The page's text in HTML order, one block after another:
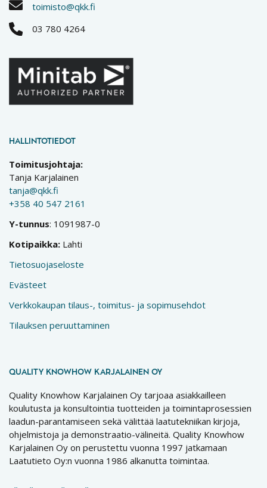
toimisto@qkk.fi
03 780 4264
HALLINTOTIEDOT
Toimitusjohtaja:
Tanja Karjalainen
tanja@qkk.fi
+358 40 547 2161
Y-tunnus: 1091987-0
Kotipaikka: Lahti
Tietosuojaseloste
Evästeet
Verkkokaupan tilaus-, toimitus- ja sopimusehdot
Tilauksen peruuttaminen
QUALITY KNOWHOW KARJALAINEN OY
Quality Knowhow Karjalainen Oy tarjoaa asiakkailleen
koulutusta ja konsultointia tuotteiden ja toimintaprosessien
laadun-parantamiseen sekä välittää laatutekniikan kirjoja,
ohjelmistoja ja demonstraatio-välineitä. Quality Knowhow
Karjalainen Oy on perustettu vuonna 1997 jatkamaan
Laatutieto Oy:n vuonna 1986 alkanutta toimintaa.